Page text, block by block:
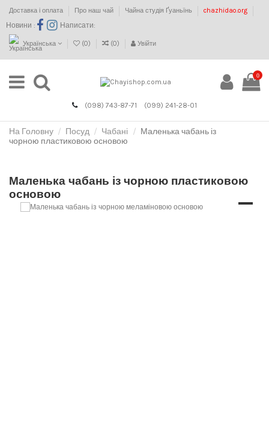
Доставка і оплата Про наш чай Чайна студія Ґуаньїнь chazhidao.org
Новини : Написати:
Українська (0) (0) Увійти
0
(098) 743-87-71 (099) 241-28-01
На Головну Посуд Чабані
Маленька чабань із
чорною пластиковою основою
Маленька чабань із чорною пластиковою
основою